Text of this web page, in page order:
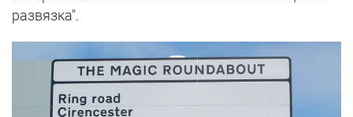
развязка".